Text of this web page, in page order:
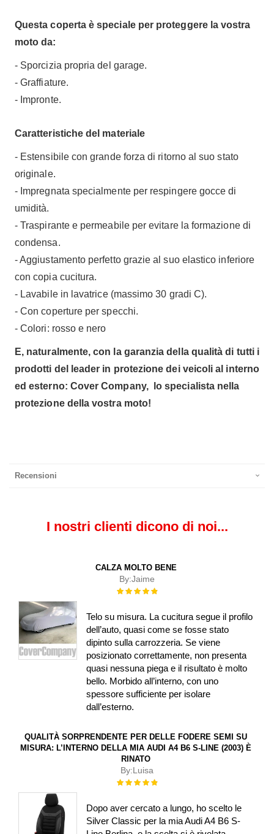
Questa coperta è speciale per proteggere la vostra
moto da:
- Sporcizia propria del garage.
- Graffiature.
- Impronte.
Caratteristiche del materiale
- Estensibile con grande forza di ritorno al suo stato
originale.
- Impregnata specialmente per respingere gocce di
umidità.
- Traspirante e permeabile per evitare la formazione di
condensa.
- Aggiustamento perfetto grazie al suo elastico inferiore
con copia cucitura.
- Lavabile in lavatrice (massimo 30 gradi C).
- Con coperture per specchi.
- Colori: rosso e nero
E, naturalmente, con la garanzia della qualità di tutti i
prodotti del leader in protezione dei veicoli al interno
ed esterno: Cover Company, lo specialista nella
protezione della vostra moto!
Recensioni
I nostri clienti dicono di noi...
CALZA MOLTO BENE
By:Jaime
Rating:
Telo su misura. La cucitura segue il profilo
dell’auto, quasi come se fosse stato
dipinto sulla carrozzeria. Se viene
posizionato correttamente, non presenta
quasi nessuna piega e il risultato è molto
bello. Morbido all’interno, con uno
spessore sufficiente per isolare
dall’esterno.
QUALITÀ SORPRENDENTE PER DELLE FODERE SEMI SU
MISURA: L’INTERNO DELLA MIA AUDI A4 B6 S-LINE (2003) È
RINATO
By:Luisa
Rating:
Dopo aver cercato a lungo, ho scelto le
Silver Classic per la mia Audi A4 B6 S-